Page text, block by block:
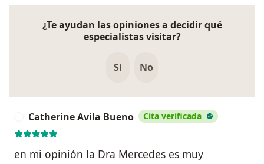
¿Te ayudan las opiniones a decidir qué
especialistas visitar?
Si No
Catherine Avila Bueno Cita verificada
en mi opinión la Dra Mercedes es muy